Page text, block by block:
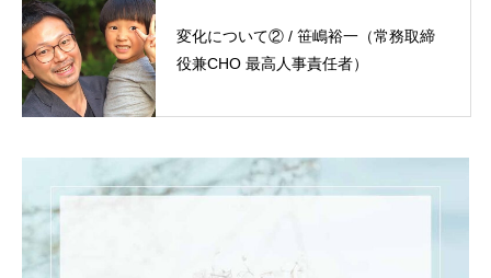
変化について② / 笹嶋裕一（常務取締
役兼CHO 最高人事責任者）